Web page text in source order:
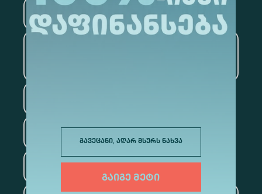
გავეცანი, აღარ მსურს ნახვა
გაიგე მეტი
მედიცინა ბიზნესი
ტურიზმი